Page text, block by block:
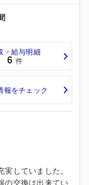
・給与明細
6 件
報をチェック
していました。
の交換は出来てい